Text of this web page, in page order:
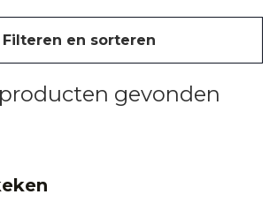
Filteren en sorteren
gevonden